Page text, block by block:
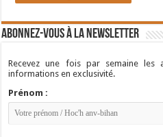
Abonnez-vous à la newsletter
Recevez une fois par semaine les
informations en exclusivité.
Prénom :